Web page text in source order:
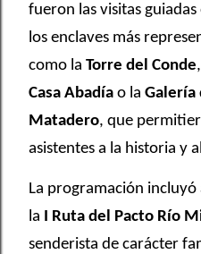
fueron las visitas
los enclaves más
como la Torre del Conde
Casa Abadía o la Galería
Matadero, que
asistentes a la historia y
La programación
la
I Ruta del Pacto Río
senderista de carácter